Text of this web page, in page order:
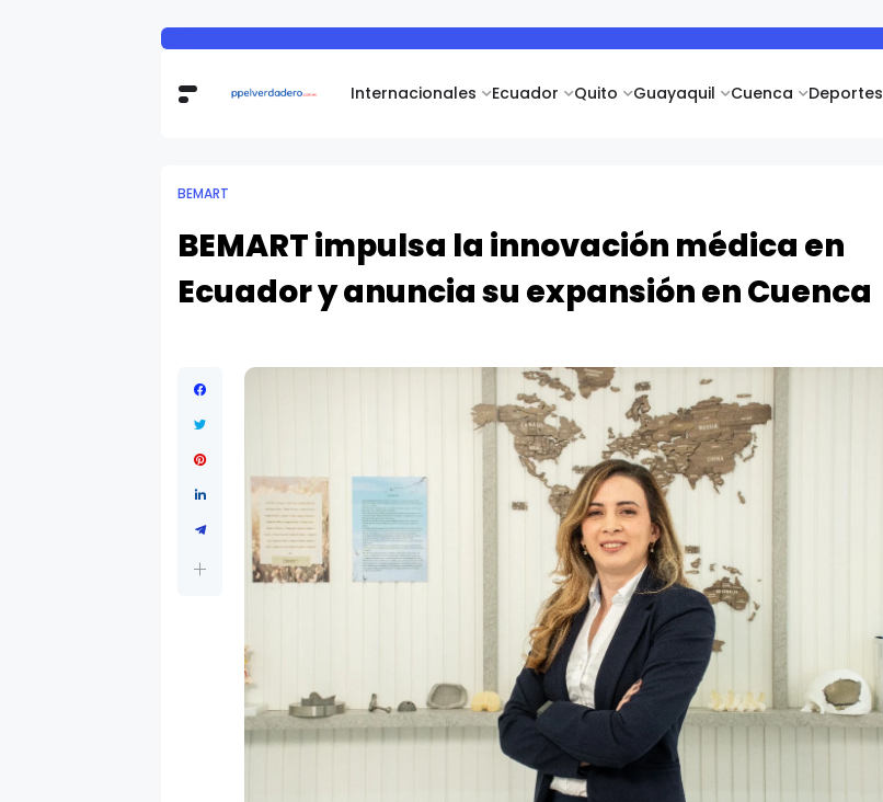
Internacionales Ecuador Quito Guayaquil Cuenca Deportes
BEMART
BEMART impulsa la innovación médica en
Ecuador y anuncia su expansión en Cuenca